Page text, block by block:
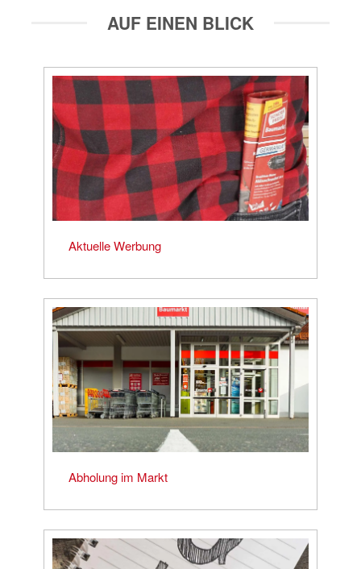
AUF EINEN BLICK
Aktuelle Werbung
Abholung im Markt